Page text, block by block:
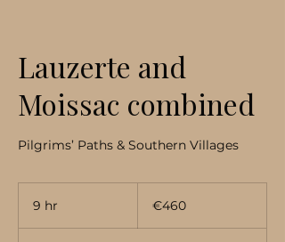
Lauzerte and
Moissac combined
Pilgrims’ Paths & Southern Villages
9 hr €460